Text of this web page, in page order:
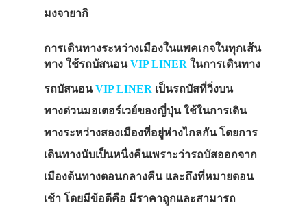
มงจายากิ
การเดินทางระหว่างเมืองในแพคเกจในทุกเส้น
ทาง ใช้รถบัสนอนVIP LINER ในการเดินทาง
รถบัสนอนVIP LINER เป็นรถบัสที่วิ่งบน
ทางด่วนมอเตอร์เวย์ของญี่ปุ่น ใช้ในการเดิน
ทางระหว่างสองเมืองที่อยู่ห่างไกลกัน โดยการ
เดินทางนับเป็นหนื่งคืนเพราะว่ารถบัสออกจาก
เมืองต้นทางตอนกลางคืน และถึงที่หมายตอน
เช้า โดยมีข้อดีคือ มีราคาถูกและสามารถ